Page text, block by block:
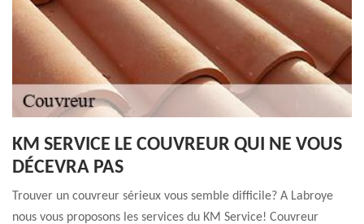
KM SERVICE LE COUVREUR QUI NE VOUS
DÉCEVRA PAS
Trouver un couvreur sérieux vous semble difficile? A Labroye
nous vous proposons les services du KM Service! Couvreur